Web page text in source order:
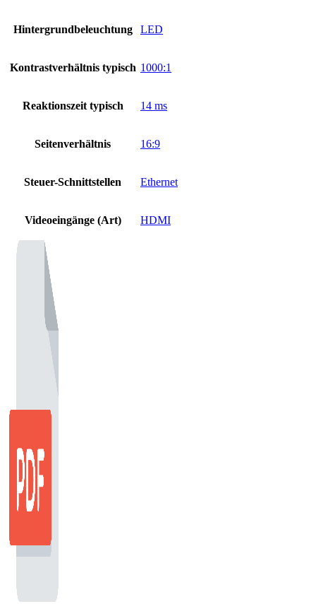
Hintergrundbeleuchtung LED
Kontrastverhältnis typisch 1000:1
Reaktionszeit typisch 14 ms
Seitenverhältnis 16:9
Steuer-Schnittstellen Ethernet
Videoeingänge (Art) HDMI